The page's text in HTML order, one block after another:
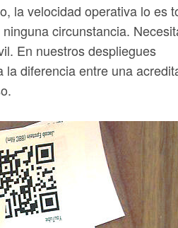
la velocidad operativa lo es
circunstancia.
En nuestros despliegues
diferencia entre una